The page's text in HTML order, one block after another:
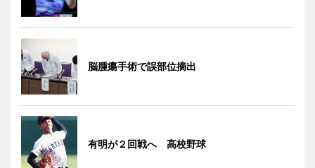
脳腫瘍手術で誤部位摘出
有明が２回戦へ 高校野球